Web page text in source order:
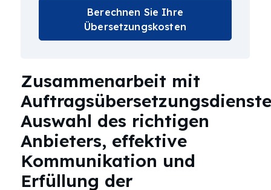
Berechnen Sie Ihre
Übersetzungskosten
Zusammenarbeit mit
Auswahl des richtigen
Anbieters, effektive
Kommunikation und
Erfüllung der